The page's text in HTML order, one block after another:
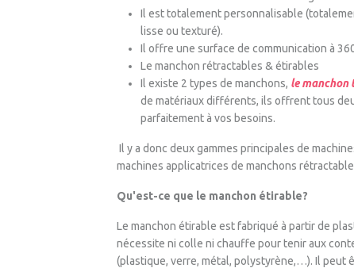
Il est totalement personnalisable
lisse ou texturé).
Il offre une surface de communication à
Le manchon rétractables & étirables
Il existe 2 types de manchons, le
de matériaux différents, ils offrent tous
parfaitement à vos besoins.
Il y a donc deux gammes principales de
machines applicatrices de manchons
Qu'est-ce que le manchon étirable?
Le manchon étirable est fabriqué à partir de
nécessite ni colle ni chauffe pour tenir aux
(plastique, verre, métal, polystyrène,…). Il peut